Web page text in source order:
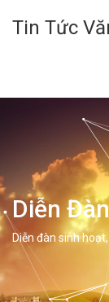
Tin Tức
Diễn
Diễn đàn sinh